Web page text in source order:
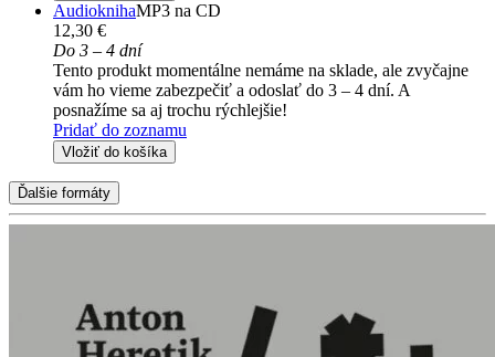
AudioknihaMP3 na CD
12,30 €
Do 3 – 4 dní
Tento produkt momentálne nemáme na sklade, ale zvyčajne
vám ho vieme zabezpečiť a odoslať do 3 – 4 dní. A
posnažíme sa aj trochu rýchlejšie!
Pridať do zoznamu
Vložiť do košíka
Ďalšie formáty